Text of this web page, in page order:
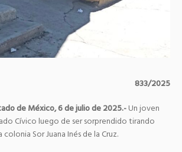
833/2025
de México, 6 de julio de 2025.-Un joven
Cívico luego de ser sorprendido tirando
colonia Sor Juana Inés de la Cruz.